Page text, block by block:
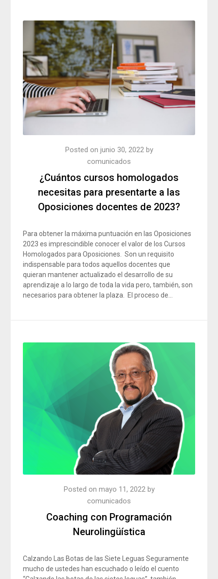
¿Cuántos cursos homologados
necesitas para presentarte a las
Oposiciones docentes de 2023?
Posted on junio 30, 2022by
comunicados
Para obtener la máxima puntuación en las Oposiciones
2023 es imprescindible conocer el valor de los Cursos
Homologados para Oposiciones. Son un requisito
indispensable para todos aquellos docentes que
quieran mantener actualizado el desarrollo de su
aprendizaje a lo largo de toda la vida pero, también, son
necesarios para obtener la plaza. El proceso de…
Coaching con Programación
Neurolingüística
Posted on mayo 11, 2022by
comunicados
Calzando Las Botas de las Siete Leguas Seguramente
mucho de ustedes han escuchado o leído el cuento